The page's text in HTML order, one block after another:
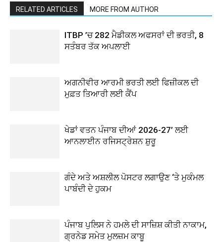
RELATED ARTICLES MORE FROM AUTHOR
ITBP ’ਚ 282 ਮੈਡੀਕਲ ਅਫਸਰਾਂ ਦੀ ਭਰਤੀ, 8
ਸਤੰਬਰ ਤੱਕ ਅਪਲਾਈ
ਅਗਨੀਵੀਰ ਆਰਮੀ ਭਰਤੀ ਲਈ ਫਿਜ਼ੀਕਲ ਦੀ
ਮੁਫ਼ਤ ਤਿਆਰੀ ਲਈ ਕੈਂਪ
ਖੇਡਾਂ ਵਤਨ ਪੰਜਾਬ ਦੀਆਂ 2026-27’ ਲਈ
ਆਨਲਾਈਨ ਰਜਿਸਟ੍ਰੇਸ਼ਨ ਸ਼ੁਰੂ
ਗੰਦੇ ਅਤੇ ਅਸ਼ਲੀਲ ਪੋਸਟਰ ਲਗਾਉਣ ‘ਤੇ ਮੁਕੰਮਲ
ਪਾਬੰਦੀ ਦੇ ਹੁਕਮ
ਪੰਜਾਬ ਪੁਲਿਸ ਨੇ ਹਮਲੇ ਦੀ ਸਾਜ਼ਿਸ਼ ਕੀਤੀ ਨਾਕਾਮ,
ਗ੍ਰਨੇਡ ਸਮੇਤ ਮੁਲਜ਼ਮ ਕਾਬੂ